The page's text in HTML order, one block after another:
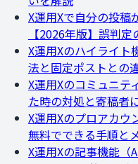
X運用Xで自分の投稿
【2026年版】誤判
X運用Xのハイライト
法と固定ポストとの
X運用Xのコミュニテ
た時の対処と寄稿者
X運用Xのプロアカウ
無料でできる手順と
X運用Xの記事機能（